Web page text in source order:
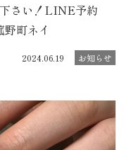
さい！LINE予約
町ネイ
2024.06.19 お知らせ